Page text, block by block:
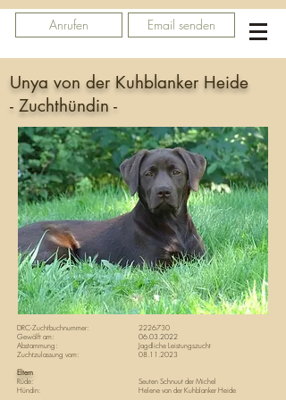
Email senden
Anrufen
Unya von der Kuhblanker Heide
- Zuchthündin -
DRC-Zuchtbuchnummer:
Gewölft am:
Abstammung:
Zuchtzulassung vom:
Eltern
Rüde:
Hündin:
2226730
06.03.2022
Jagdliche Leistungszucht
08.11.2023
Seuten Schnuut der Michel
Helene von der Kuhblanker Heide